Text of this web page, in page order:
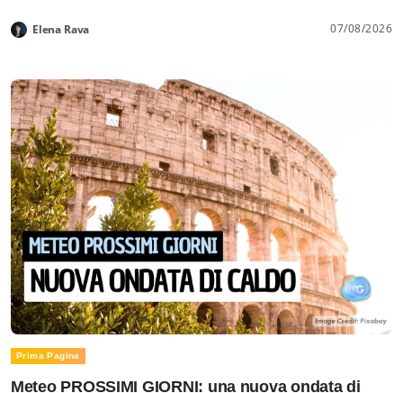
Elena Rava 07/08/2026
Prima Pagina
Meteo PROSSIMI GIORNI: una nuova ondata di